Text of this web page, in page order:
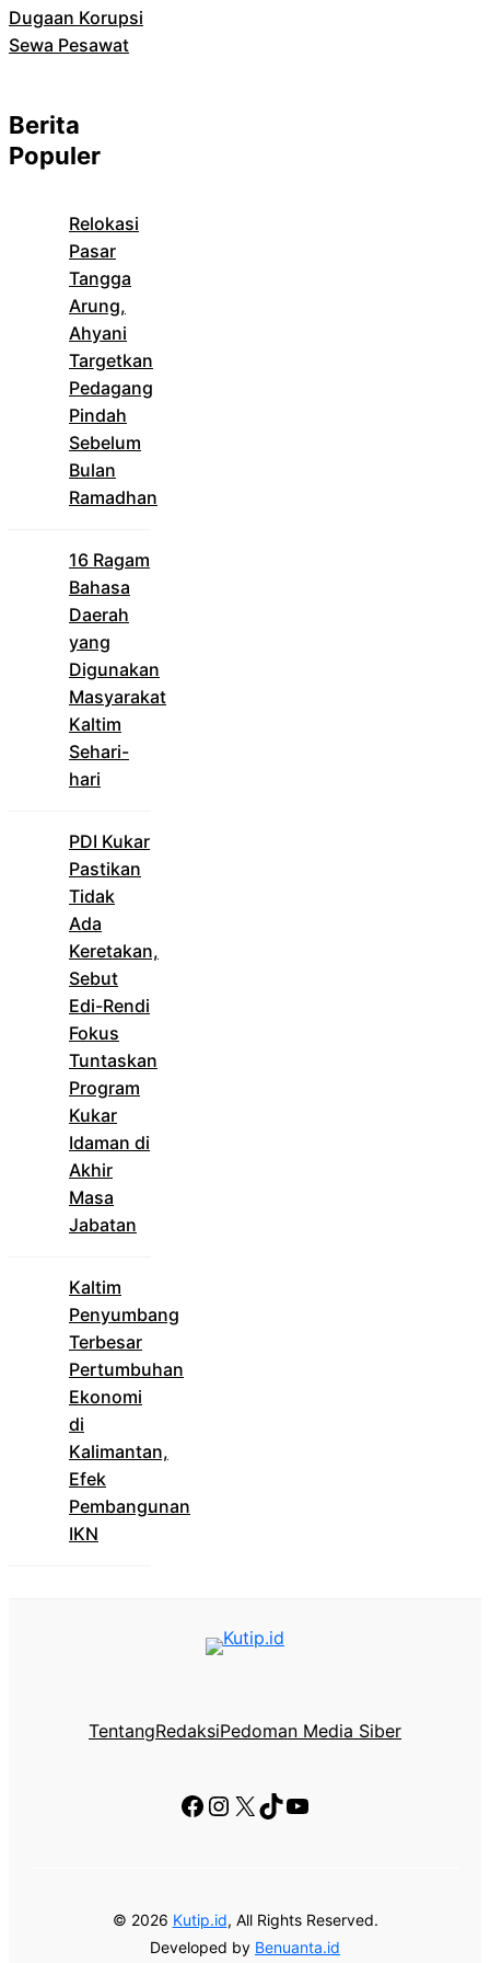
Dugaan Korupsi
Sewa Pesawat
Berita
Populer
Relokasi
Pasar
Tangga
Arung,
Ahyani
Targetkan
Pedagang
Pindah
Sebelum
Bulan
Ramadhan
16 Ragam
Bahasa
Daerah
yang
Digunakan
Masyarakat
Kaltim
Sehari-
hari
PDI Kukar
Pastikan
Tidak
Ada
Keretakan,
Sebut
Edi-Rendi
Fokus
Tuntaskan
Program
Kukar
Idaman di
Akhir
Masa
Jabatan
Kaltim
Penyumbang
Terbesar
Pertumbuhan
Ekonomi
di
Kalimantan,
Efek
Pembangunan
IKN
TentangRedaksiPedoman Media Siber
Facebook
Instagram
X TikTok
YouTube
© 2026 Kutip.id, All Rights Reserved.
Developed by Benuanta.id